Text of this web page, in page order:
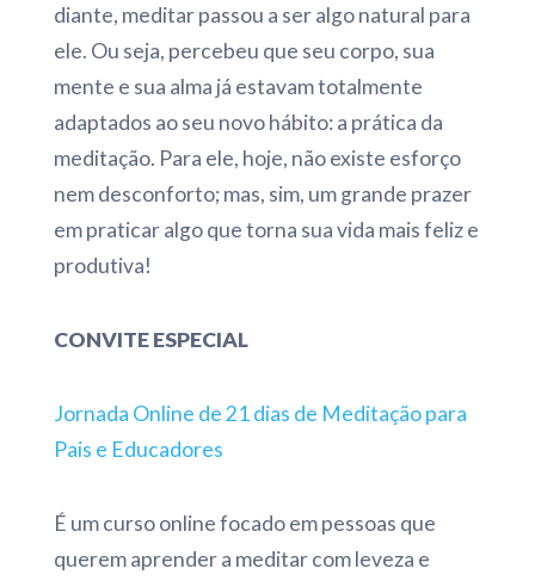
diante, meditar passou a ser algo natural para
ele. Ou seja, percebeu que seu corpo, sua
mente e sua alma já estavam totalmente
adaptados ao seu novo hábito: a prática da
meditação. Para ele, hoje, não existe esforço
nem desconforto; mas, sim, um grande prazer
em praticar algo que torna sua vida mais feliz e
produtiva!
CONVITE ESPECIAL
Jornada Online de 21 dias de Meditação para
Pais e Educadores
É um curso online focado em pessoas que
querem aprender a meditar com leveza e